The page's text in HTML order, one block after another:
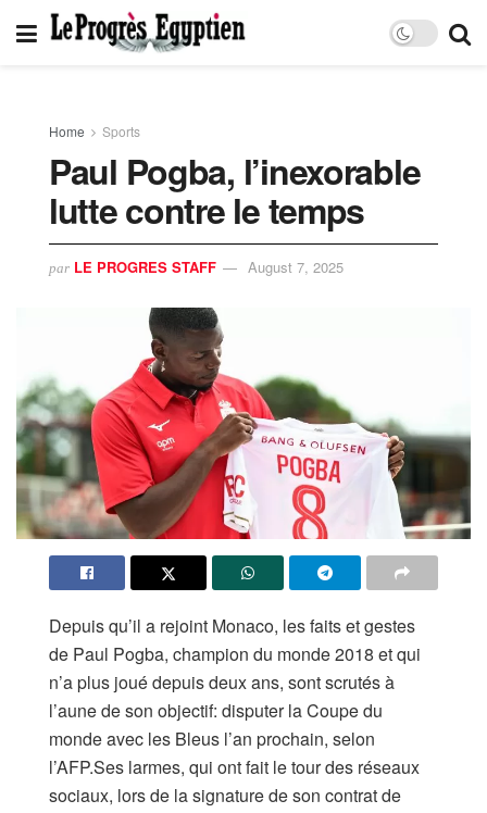
Home Sports
Paul Pogba, l’inexorable
lutte contre le temps
par LE PROGRES STAFF August 7, 2025
Depuis qu’il a rejoint Monaco, les faits et gestes
de Paul Pogba, champion du monde 2018 et qui
n’a plus joué depuis deux ans, sont scrutés à
l’aune de son objectif: disputer la Coupe du
monde avec les Bleus l’an prochain, selon
l’AFP.Ses larmes, qui ont fait le tour des réseaux
sociaux, lors de la signature de son contrat de